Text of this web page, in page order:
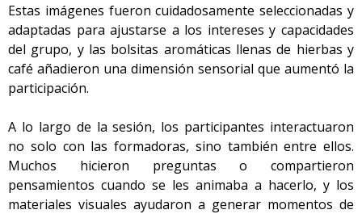
Estas imágenes fueron cuidadosamente seleccionadas y
adaptadas para ajustarse a los intereses y capacidades
del grupo, y las bolsitas aromáticas llenas de hierbas y
café añadieron una dimensión sensorial que aumentó la
participación.
A lo largo de la sesión, los participantes interactuaron
no solo con las formadoras, sino también entre ellos.
Muchos hicieron preguntas o compartieron
pensamientos cuando se les animaba a hacerlo, y los
materiales visuales ayudaron a generar momentos de